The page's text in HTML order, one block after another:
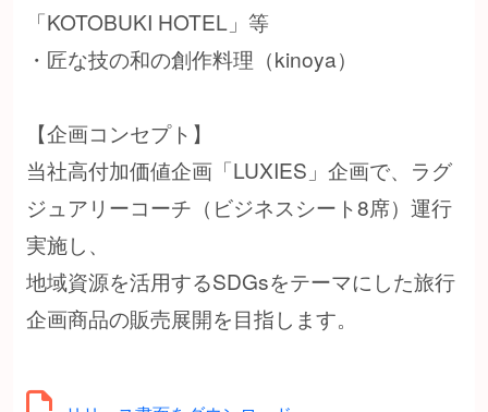
「KOTOBUKI HOTEL」等
・匠な技の和の創作料理（kinoya）
【企画コンセプト】
当社高付加価値企画「LUXIES」企画で、ラグ
ジュアリーコーチ（ビジネスシート8席）運行
実施し、
地域資源を活用するSDGsをテーマにした旅行
企画商品の販売展開を目指します。